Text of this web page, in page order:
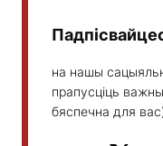
на нашы
прапусціць
бяспечна для